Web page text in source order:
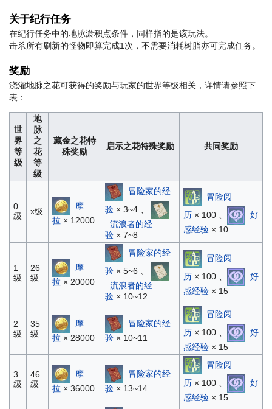
关于纪行任务
在纪行任务中的地脉淤积点条件，同样指的是该玩法。
击杀所有刷新的怪物即算完成1次，不需要消耗树脂亦可完成任务。
奖励
浇灌地脉之花可获得的奖励与玩家的世界等级相关，详情请参照下
表：
世
界
等
级
地
脉
之
花
等
级
藏金之花特
殊奖励
启示之花特殊奖励 共同奖励
0
级
x级
摩
拉 × 12000
冒险家的经
验× 3~4 、
流浪者的经
验× 7~8
冒险阅
历× 100 、
好
感经验× 10
1
级
26
级
摩
拉 × 20000
冒险家的经
验× 5~6 、
流浪者的经
验× 10~12
冒险阅
历× 100 、
好
感经验× 15
2
级
35
级
摩
拉 × 28000
冒险家的经
验× 10~11
冒险阅
历× 100 、
好
感经验× 15
3
级
46
级
摩
拉 × 36000
冒险家的经
验× 13~14
冒险阅
历× 100 、
好
感经验× 15